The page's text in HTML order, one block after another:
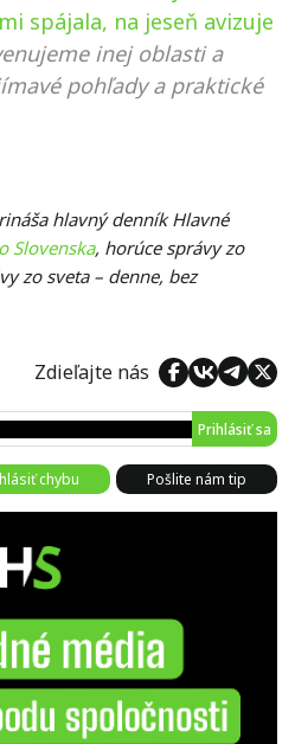
spájala, na jeseň avizuje
inej oblasti a
pohľady a praktické
hlavný denník Hlavné
Slovenska, horúce správy zo
zo sveta – denne, bez
Zdieľajte nás
Prihlásiť sa
chybu Pošlite nám tip